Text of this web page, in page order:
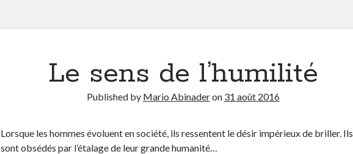
Le sens de l’humilité
Published by Mario Abinaderon 31 août 2016
Lorsque les hommes évoluent en société, ils ressentent le désir impérieux de briller. Ils
sont obsédés par l’étalage de leur grande humanité…